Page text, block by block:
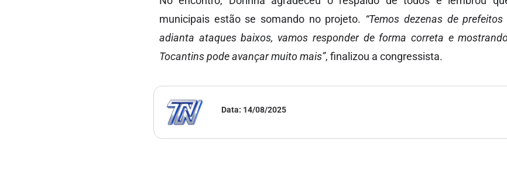
municipais estão se somando no projeto. “Temos dezenas de
adianta ataques baixos, vamos responder de forma correta e
Tocantins pode avançar muito mais”, finalizou a congressista.
Data: 14/08/2025